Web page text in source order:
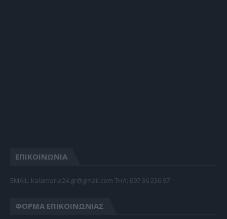
ΕΠΙΚΟΙΝΩΝΙΑ
EMAIL: kalamaria24.gr@gmail.com TΗΛ: 697 36 236 97
ΦΌΡΜΑ ΕΠΙΚΟΙΝΩΝΊΑΣ